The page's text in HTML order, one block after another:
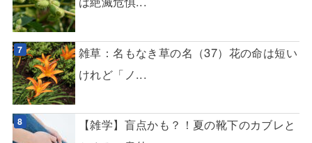
雑草：名もなき草の名（37）花の命は短い
けれど「ノ...
【雑学】盲点かも？！夏の靴下のカブレと